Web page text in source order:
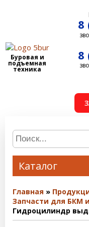
Буровая и
подъемная
техника
8
8
Каталог
Главная
Запчасти для БКМ
Гидроцилиндр